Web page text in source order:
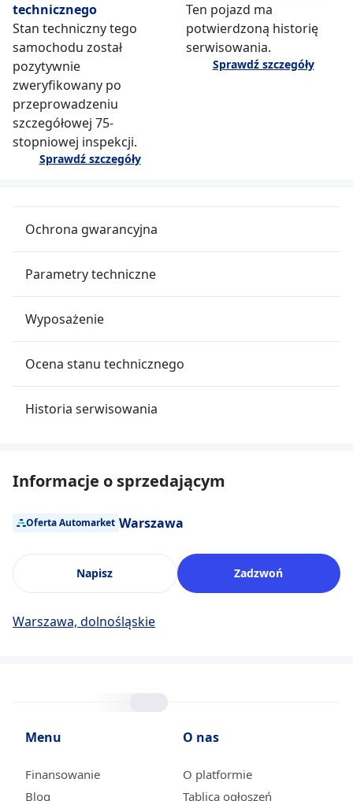
technicznego
Stan techniczny tego
samochodu został
pozytywnie
zweryfikowany po
przeprowadzeniu
szczegółowej 75-
stopniowej inspekcji.
Sprawdź szczegóły
Ten pojazd ma
potwierdzoną historię
serwisowania.
Sprawdź szczegóły
Ochrona gwarancyjna
Parametry techniczne
Wyposażenie
Ocena stanu technicznego
Historia serwisowania
Informacje o sprzedającym
Oferta Automarket Warszawa
Napisz Zadzwoń
Warszawa, dolnośląskie
Menu
Finansowanie
Blog
O nas
O platformie
Tablica ogłoszeń